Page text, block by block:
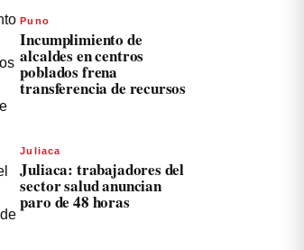
Puno
Incumplimiento de
alcaldes en centros
poblados frena
transferencia de recursos
Juliaca
Juliaca: trabajadores del
sector salud anuncian
paro de 48 horas